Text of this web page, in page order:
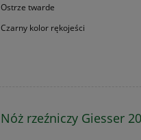
Ostrze twarde
Czarny kolor rękojeści
Nóż rzeźniczy Giesser